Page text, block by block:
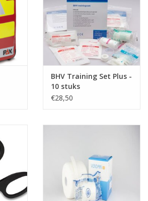
BHV Training Set Plus -
10 stuks
€28,50